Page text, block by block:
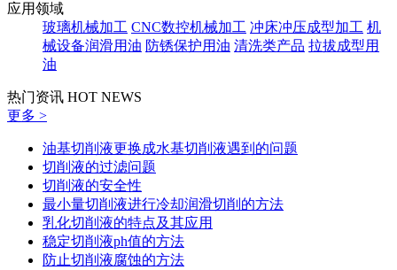
应用领域
玻璃机械加工 CNC数控机械加工 冲床冲压成型加工 机
械设备润滑用油 防锈保护用油 清洗类产品 拉拔成型用
油
热门资讯 HOT NEWS
更多 >
油基切削液更换成水基切削液遇到的问题
切削液的过滤问题
切削液的安全性
最小量切削液进行冷却润滑切削的方法
乳化切削液的特点及其应用
稳定切削液ph值的方法
防止切削液腐蚀的方法